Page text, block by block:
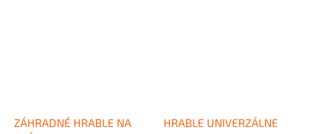
ZÁHRADNÉ HRABLE NA
HRABLE UNIVERZÁLNE